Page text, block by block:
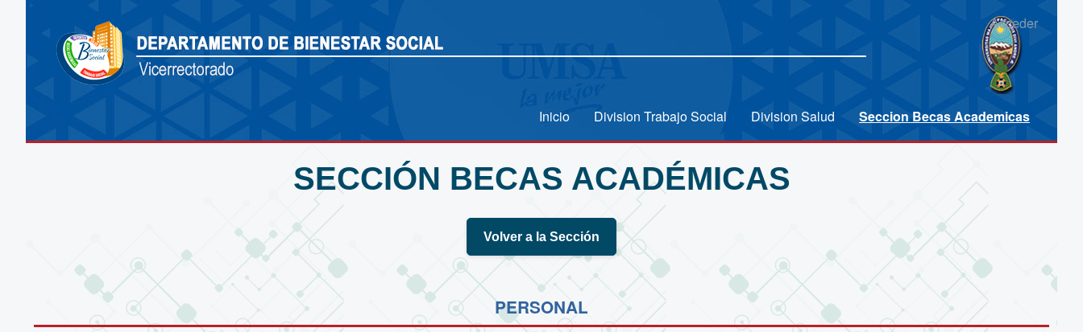
Acceder
Inicio Division Trabajo Social Division Salud Seccion Becas Academicas
SECCIÓN BECAS ACADÉMICAS
Volver a la Sección
PERSONAL